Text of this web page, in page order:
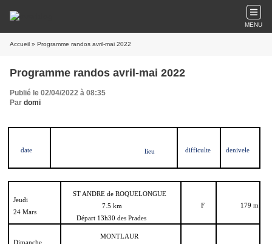
MENU
Accueil » Programme randos avril-mai 2022
Programme randos avril-mai 2022
Publié le 02/04/2022 à 08:35
Par domi
date lieu difficulte denivele
Jeudi
24 Mars
ST ANDRE de ROQUELONGUE
7.5 km
Départ 13h30 des Prades
F 179 m
Dimanche
MONTLAUR